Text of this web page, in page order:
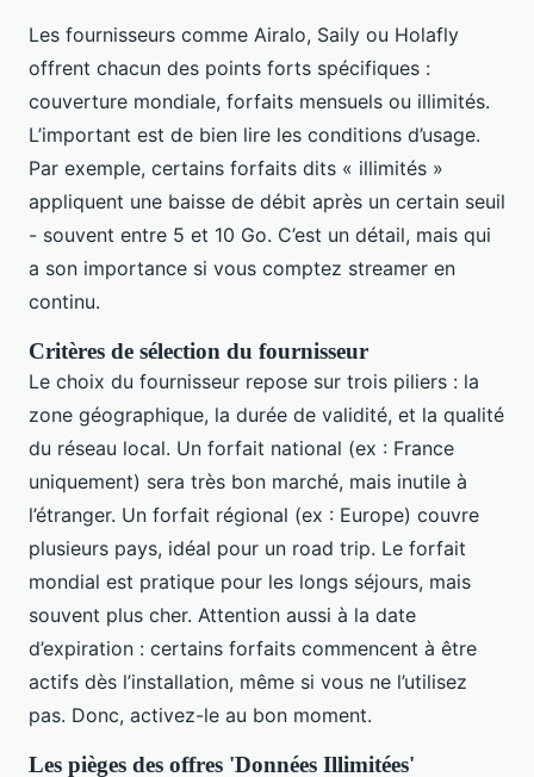
Les fournisseurs comme Airalo, Saily ou Holafly
offrent chacun des points forts spécifiques :
couverture mondiale, forfaits mensuels ou illimités.
L’important est de bien lire les conditions d’usage.
Par exemple, certains forfaits dits « illimités »
appliquent une baisse de débit après un certain seuil
- souvent entre 5 et 10 Go. C’est un détail, mais qui
a son importance si vous comptez streamer en
continu.
Critères de sélection du fournisseur
Le choix du fournisseur repose sur trois piliers : la
zone géographique, la durée de validité, et la qualité
du réseau local. Un forfait national (ex : France
uniquement) sera très bon marché, mais inutile à
l’étranger. Un forfait régional (ex : Europe) couvre
plusieurs pays, idéal pour un road trip. Le forfait
mondial est pratique pour les longs séjours, mais
souvent plus cher. Attention aussi à la date
d’expiration : certains forfaits commencent à être
actifs dès l’installation, même si vous ne l’utilisez
pas. Donc, activez-le au bon moment.
Les pièges des offres 'Données Illimitées'